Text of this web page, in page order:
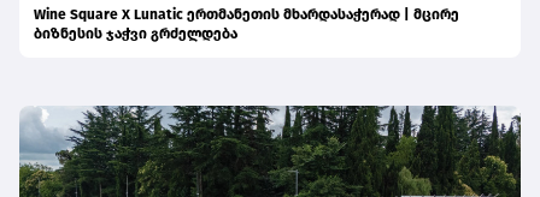
Wine Square X Lunatic ერთმანეთის მხარდასაჭერად | მცირე
ბიზნესის ჯაჭვი გრძელდება